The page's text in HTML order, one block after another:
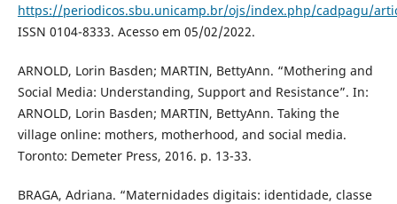
https://periodicos.sbu.unicamp.br/ojs/index.php/cadpagu/
ISSN 0104-8333. Acesso em 05/02/2022.
ARNOLD, Lorin Basden; MARTIN, BettyAnn. “Mothering and
Social Media: Understanding, Support and Resistance”. In:
ARNOLD, Lorin Basden; MARTIN, BettyAnn. Taking the
village online: mothers, motherhood, and social media.
Toronto: Demeter Press, 2016. p. 13-33.
BRAGA, Adriana. “Maternidades digitais: identidade, classe